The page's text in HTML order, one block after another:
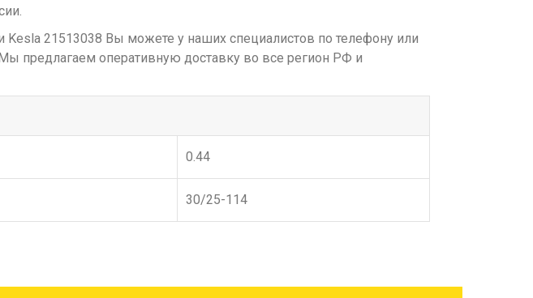
Kesla 21513038 Вы можете у наших специалистов по телефону или
предлагаем оперативную доставку во все регион РФ и
0.44
30/25-114